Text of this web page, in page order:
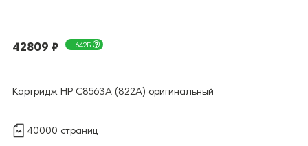
42809 ₽ + 642Б
Картридж HP C8563A (822A) оригинальный
40000 страниц